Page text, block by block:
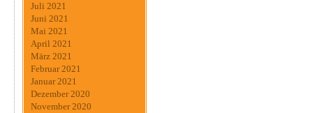
Juli 2021
Juni 2021
Mai 2021
April 2021
März 2021
Februar 2021
Januar 2021
Dezember 2020
November 2020